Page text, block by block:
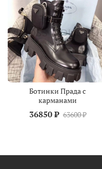
Ботинки Прада с
карманами
36850 ₽ 63600 ₽